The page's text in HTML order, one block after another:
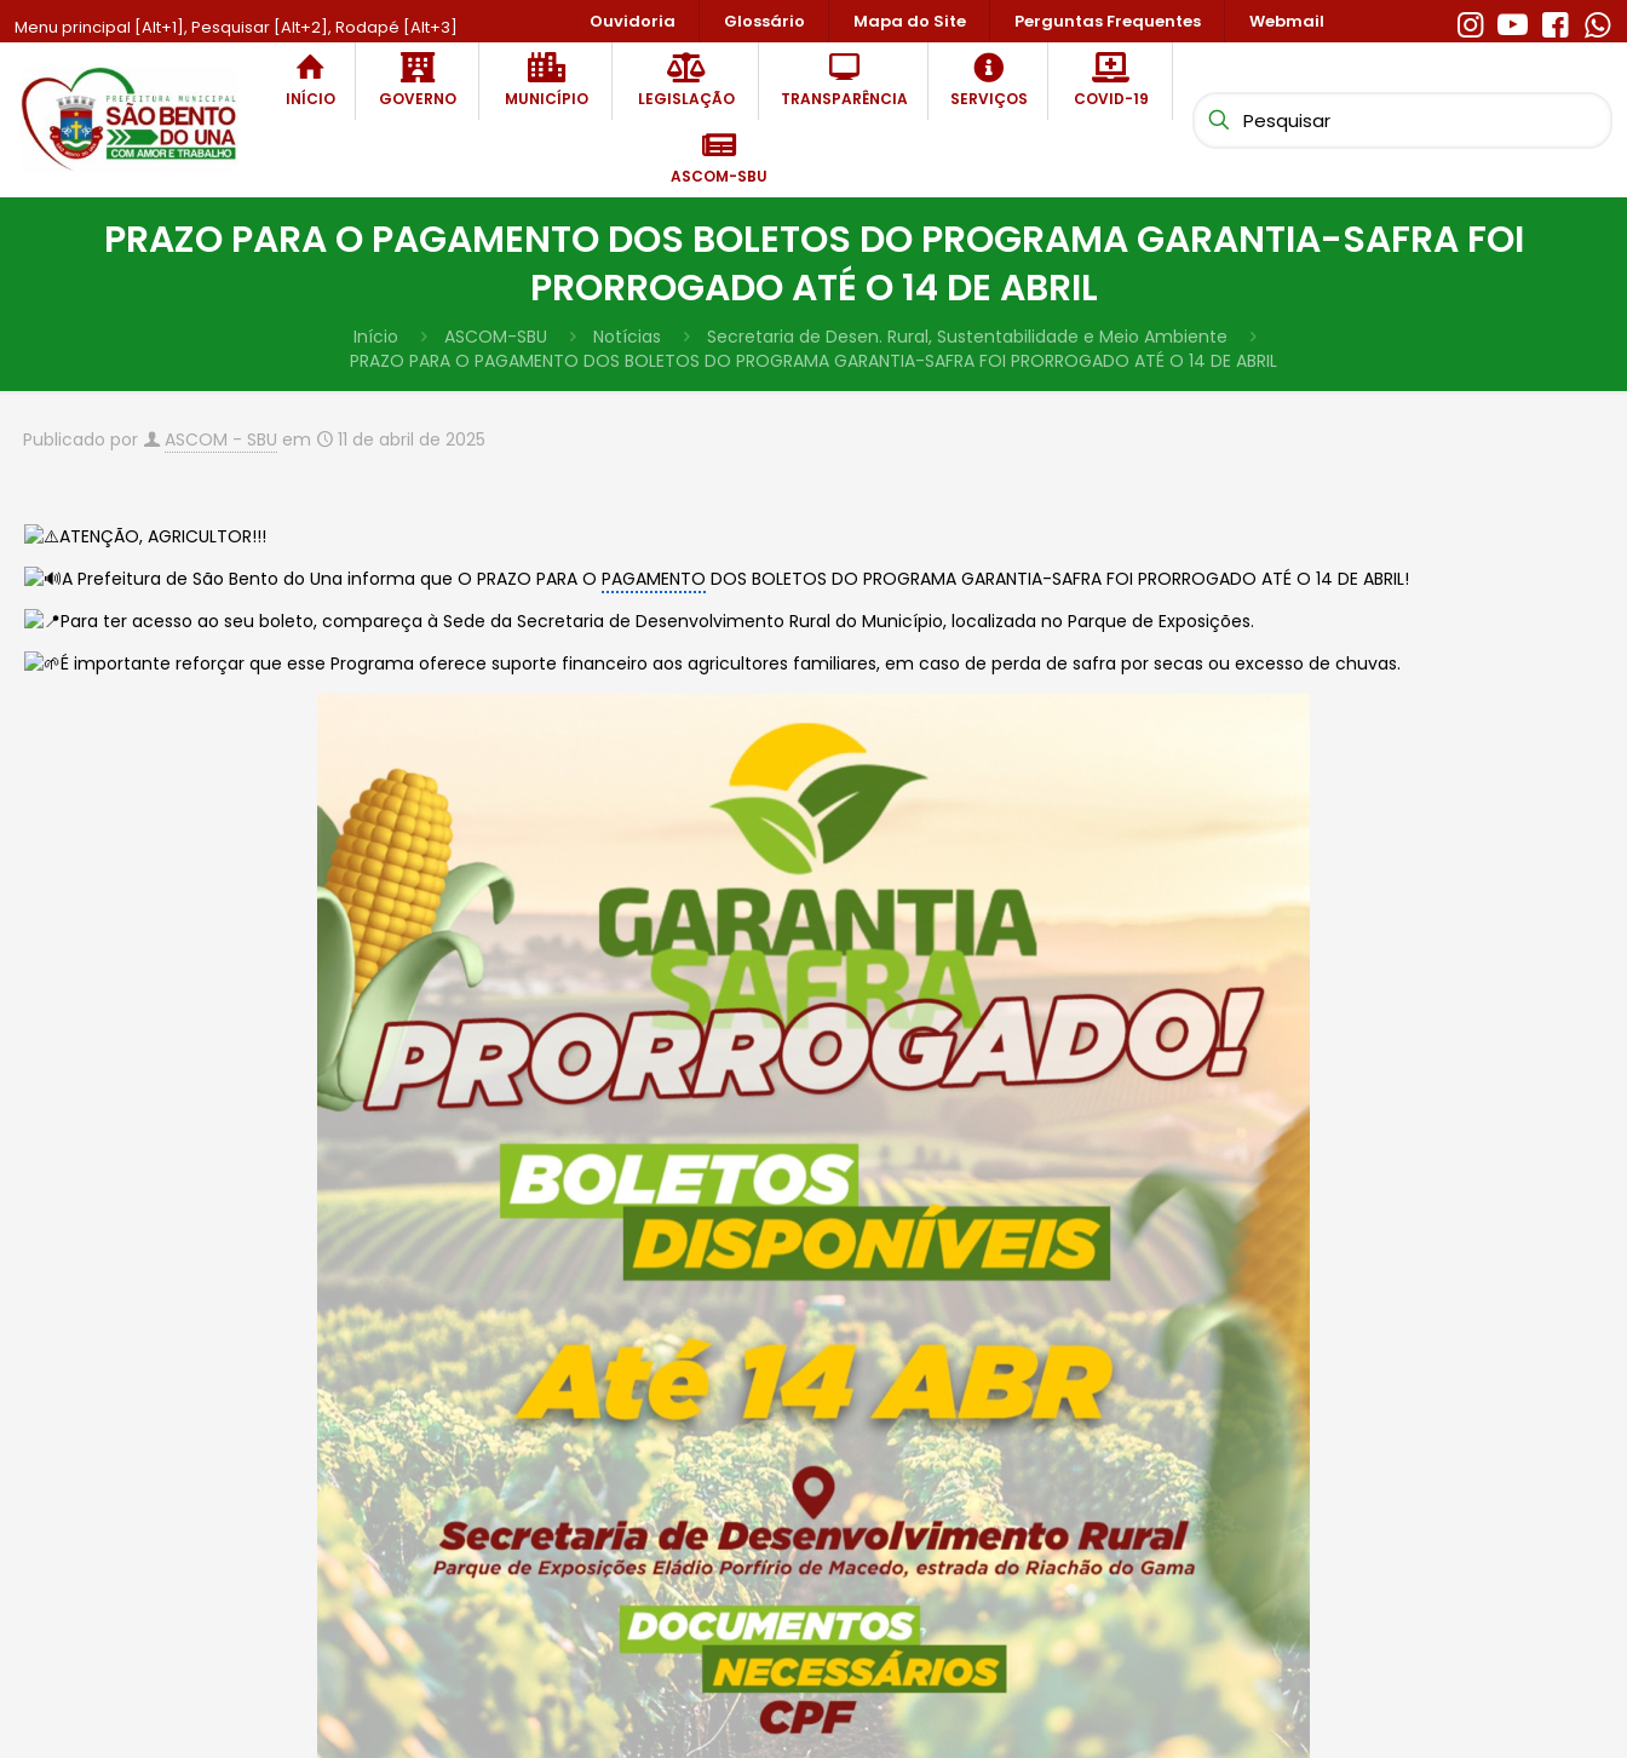
Menu principal [Alt+1], Pesquisar [Alt+2], Rodapé [Alt+3] Ouvidoria Glossário Mapa do Site Perguntas Frequentes Webmail
INÍCIO GOVERNO MUNICÍPIO LEGISLAÇÃO TRANSPARÊNCIA SERVIÇOS COVID-19
ASCOM-SBU
PRAZO PARA O PAGAMENTO DOS BOLETOS DO PROGRAMA GARANTIA-SAFRA FOI
PRORROGADO ATÉ O 14 DE ABRIL
Início ASCOM-SBU Notícias
Secretaria de Desen. Rural, Sustentabilidade e Meio Ambiente
PRAZO PARA O PAGAMENTO DOS BOLETOS DO PROGRAMA GARANTIA-SAFRA FOI PRORROGADO ATÉ O 14 DE ABRIL
Publicado por ASCOM - SBU em 11 de abril de 2025
ATENÇÃO, AGRICULTOR!!!
A Prefeitura de São Bento do Una informa que O PRAZO PARA OPAGAMENTO DOS BOLETOS DO PROGRAMA GARANTIA-SAFRA FOI PRORROGADO ATÉ O 14 DE ABRIL!
Para ter acesso ao seu boleto, compareça à Sede da Secretaria de Desenvolvimento Rural do Município, localizada no Parque de Exposições.
É importante reforçar que esse Programa oferece suporte financeiro aos agricultores familiares, em caso de perda de safra por secas ou excesso de chuvas.